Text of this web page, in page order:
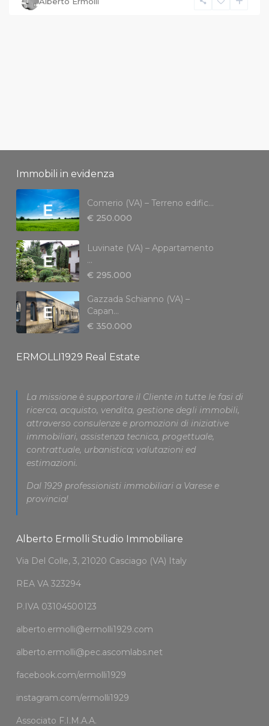
Immobili in evidenza
Comerio (VA) – Terreno edific...
€ 250.000
Luvinate (VA) – Appartamento
...
€ 295.000
Gazzada Schianno (VA) –
Capan...
€ 350.000
ERMOLLI1929 Real Estate
La missione è supportare il Cliente in tutte le fasi di
ricerca, acquisto, vendita, gestione degli immobili,
attraverso consulenze e promozioni di iniziative
immobiliari, assistenza tecnica, progettuale,
contrattuale, urbanistica; valutazioni ed
estimazioni.
Dal 1929 professionisti immobiliari a Varese e
provincia!
Alberto Ermolli Studio Immobiliare
Via Del Colle, 3, 21020 Casciago (VA) Italy
REA VA 323294
P.IVA 03104500123
alberto.ermolli@ermolli1929.com
alberto.ermolli@pec.ascomlabs.net
facebook.com/ermolli1929
instagram.com/ermolli1929
Associato F.I.M.A.A.